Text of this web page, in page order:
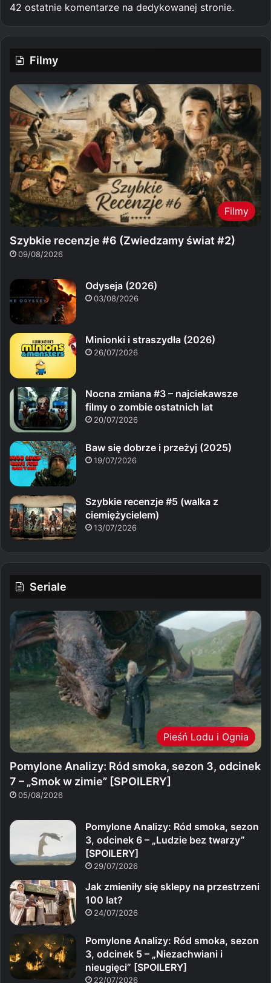
42 ostatnie komentarze na dedykowanej stronie.
Filmy
Filmy
Szybkie recenzje #6 (Zwiedzamy świat #2)
09/08/2026
Odyseja (2026)
03/08/2026
Minionki i straszydła (2026)
26/07/2026
Nocna zmiana #3 – najciekawsze
filmy o zombie ostatnich lat
20/07/2026
Baw się dobrze i przeżyj (2025)
19/07/2026
Szybkie recenzje #5 (walka z
ciemiężycielem)
13/07/2026
Seriale
Pieśń Lodu i Ognia
Pomylone Analizy: Ród smoka, sezon 3, odcinek
7 – „Smok w zimie” [SPOILERY]
05/08/2026
Pomylone Analizy: Ród smoka, sezon
3, odcinek 6 – „Ludzie bez twarzy”
[SPOILERY]
29/07/2026
Jak zmieniły się sklepy na przestrzeni
100 lat?
24/07/2026
Pomylone Analizy: Ród smoka, sezon
3, odcinek 5 – „Niezachwiani i
nieugięci” [SPOILERY]
22/07/2026